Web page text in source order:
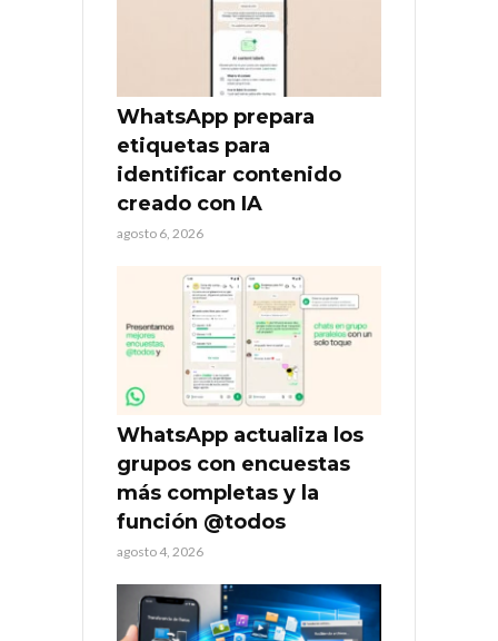
WhatsApp prepara
etiquetas para
identificar contenido
creado con IA
agosto 6, 2026
WhatsApp actualiza los
grupos con encuestas
más completas y la
función @todos
agosto 4, 2026